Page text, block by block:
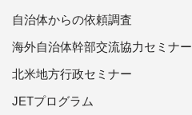
自治体からの依頼調査
海外自治体幹部交流協力セミナー
北米地方行政セミナー
JETプログラム